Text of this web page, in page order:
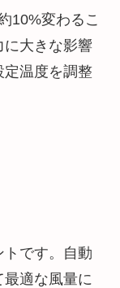
10%変わるこ
に大きな影響
定温度を調整
です。自動
適な風量に